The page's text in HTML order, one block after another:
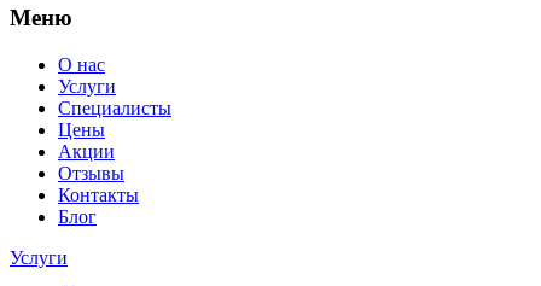
Меню
О нас
Услуги
Специалисты
Цены
Акции
Отзывы
Контакты
Блог
Услуги